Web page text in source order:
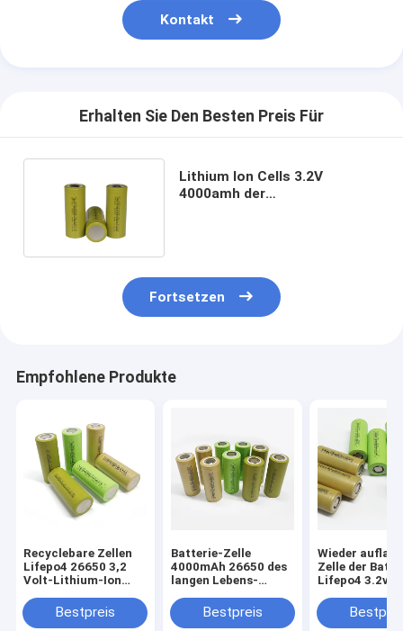
Kontakt
Erhalten Sie Den Besten Preis Für
Lithium Ion Cells 3.2V
4000amh der
Fortsetzen
Empfohlene Produkte
Recyclebare Zellen
Lifepo4 26650 3,2
Volt-Lithium-Ion
Battery For Lawn-
Mäher
Bestpreis
Batterie-Zelle
4000mAh 26650 des
langen Lebens-
Lifepo4Bestpreis
Wieder
Zelle der
Lifepo4 3.2v
4000mAh
Energie-